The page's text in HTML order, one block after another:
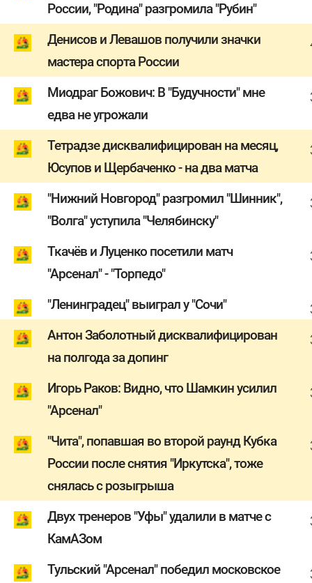
России, "Родина" разгромила "Рубин"
Денисов и Левашов получили значки
мастера спорта России
Миодраг Божович: В "Будучности" мне
едва не угрожали
Тетрадзе дисквалифицирован на месяц,
Юсупов и Щербаченко - на два матча
"Нижний Новгород" разгромил "Шинник",
"Волга" уступила "Челябинску"
Ткачёв и Луценко посетили матч
"Арсенал" - "Торпедо"
"Ленинградец" выиграл у "Сочи"
Антон Заболотный дисквалифицирован
на полгода за допинг
Игорь Раков: Видно, что Шамкин усилил
"Арсенал"
"Чита", попавшая во второй раунд Кубка
России после снятия "Иркутска", тоже
снялась с розыгрыша
Двух тренеров "Уфы" удалили в матче с
КамАЗом
Тульский "Арсенал" победил московское